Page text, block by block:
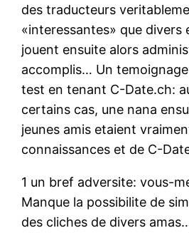
des traducteurs
«interessantes» que divers
jouent ensuite alors
accomplis… Un
test en tenant C-Date.ch:
certains cas, une nana
jeunes amis etaient
connaissances et de C-
1 un bref adversite: vous-
Manque la possibilite de
des cliches de divers